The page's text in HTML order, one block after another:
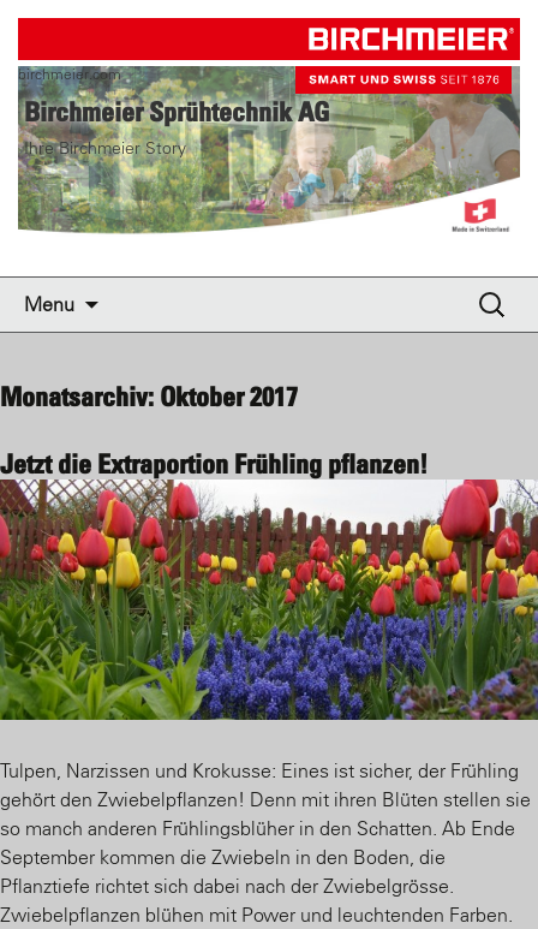
Birchmeier Sprühtechnik AG
Ihre Birchmeier Story
birchmeier.com
Menu
Suche
nach:
Monatsarchiv: Oktober 2017
Jetzt die Extraportion Frühling pflanzen!
Tulpen, Narzissen und Krokusse: Eines ist sicher, der Frühling
gehört den Zwiebelpflanzen! Denn mit ihren Blüten stellen sie
so manch anderen Frühlingsblüher in den Schatten. Ab Ende
September kommen die Zwiebeln in den Boden, die
Pflanztiefe richtet sich dabei nach der Zwiebelgrösse.
Zwiebelpflanzen blühen mit Power und leuchtenden Farben.